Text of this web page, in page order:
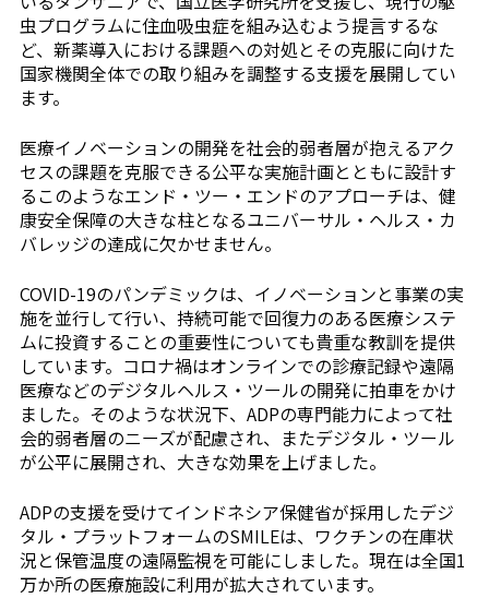
虫プログラムに住血吸虫症を組み込むよう提言するな
ど、新薬導入における課題への対処とその克服に向けた
国家機関全体での取り組みを調整する支援を展開してい
ます。
医療イノベーションの開発を社会的弱者層が抱えるアク
セスの課題を克服できる公平な実施計画とともに設計す
るこのようなエンド・ツー・エンドのアプローチは、健
康安全保障の大きな柱となるユニバーサル・ヘルス・カ
バレッジの達成に欠かせません。
COVID-19のパンデミックは、イノベーションと事業の実
施を並行して行い、持続可能で回復力のある医療システ
ムに投資することの重要性についても貴重な教訓を提供
しています。コロナ禍はオンラインでの診療記録や遠隔
医療などのデジタルヘルス・ツールの開発に拍車をかけ
ました。そのような状況下、ADPの専門能力によって社
会的弱者層のニーズが配慮され、またデジタル・ツール
が公平に展開され、大きな効果を上げました。
ADPの支援を受けてインドネシア保健省が採用したデジ
タル・プラットフォームのSMILEは、ワクチンの在庫状
況と保管温度の遠隔監視を可能にしました。現在は全国1
万か所の医療施設に利用が拡大されています。